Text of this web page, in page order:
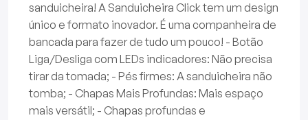
sanduicheira! A Sanduicheira Click tem um design
único e formato inovador. É uma companheira de
bancada para fazer de tudo um pouco! - Botão
Liga/Desliga com LEDs indicadores: Não precisa
tirar da tomada; - Pés firmes: A sanduicheira não
tomba; - Chapas Mais Profundas: Mais espaço
mais versátil; - Chapas profundas e